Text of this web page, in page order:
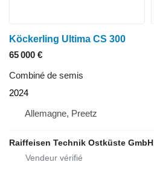
Köckerling Ultima CS 300
65 000 €
Combiné de semis
2024
Allemagne, Preetz
Raiffeisen Technik Ostküste GmbH